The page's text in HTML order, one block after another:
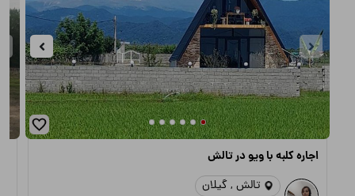
اجاره کلبه با ویو در تالش
تالش , گیلان